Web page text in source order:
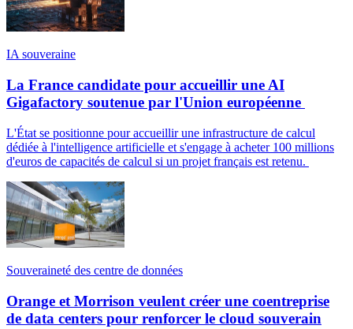
IA souveraine
La France candidate pour accueillir une AI
Gigafactory soutenue par l'Union européenne
L'État se positionne pour accueillir une infrastructure de calcul
dédiée à l'intelligence artificielle et s'engage à acheter 100 millions
d'euros de capacités de calcul si un projet français est retenu.
Souveraineté des centre de données
Orange et Morrison veulent créer une coentreprise
de data centers pour renforcer le cloud souverain